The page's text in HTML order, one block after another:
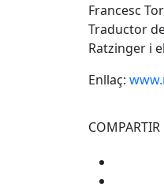
Francesc
Traductor
Ratzinger i
Enllaç:
COMPARTIR